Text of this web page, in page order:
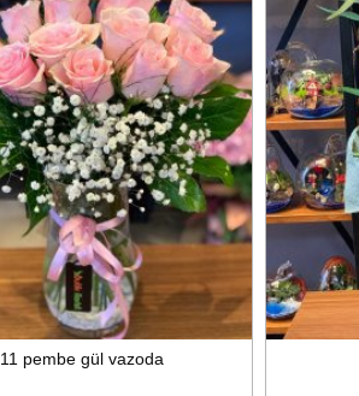
11 pembe gül vazoda